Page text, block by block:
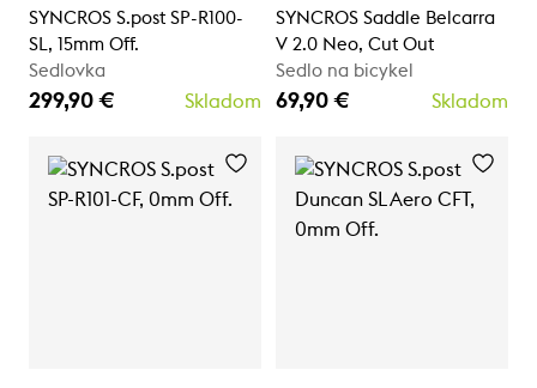
SYNCROS S.post SP-R100-
SL, 15mm Off.
Sedlovka
299,90 € Skladom
SYNCROS Saddle Belcarra
V 2.0 Neo, Cut Out
Sedlo na bicykel
69,90 € Skladom